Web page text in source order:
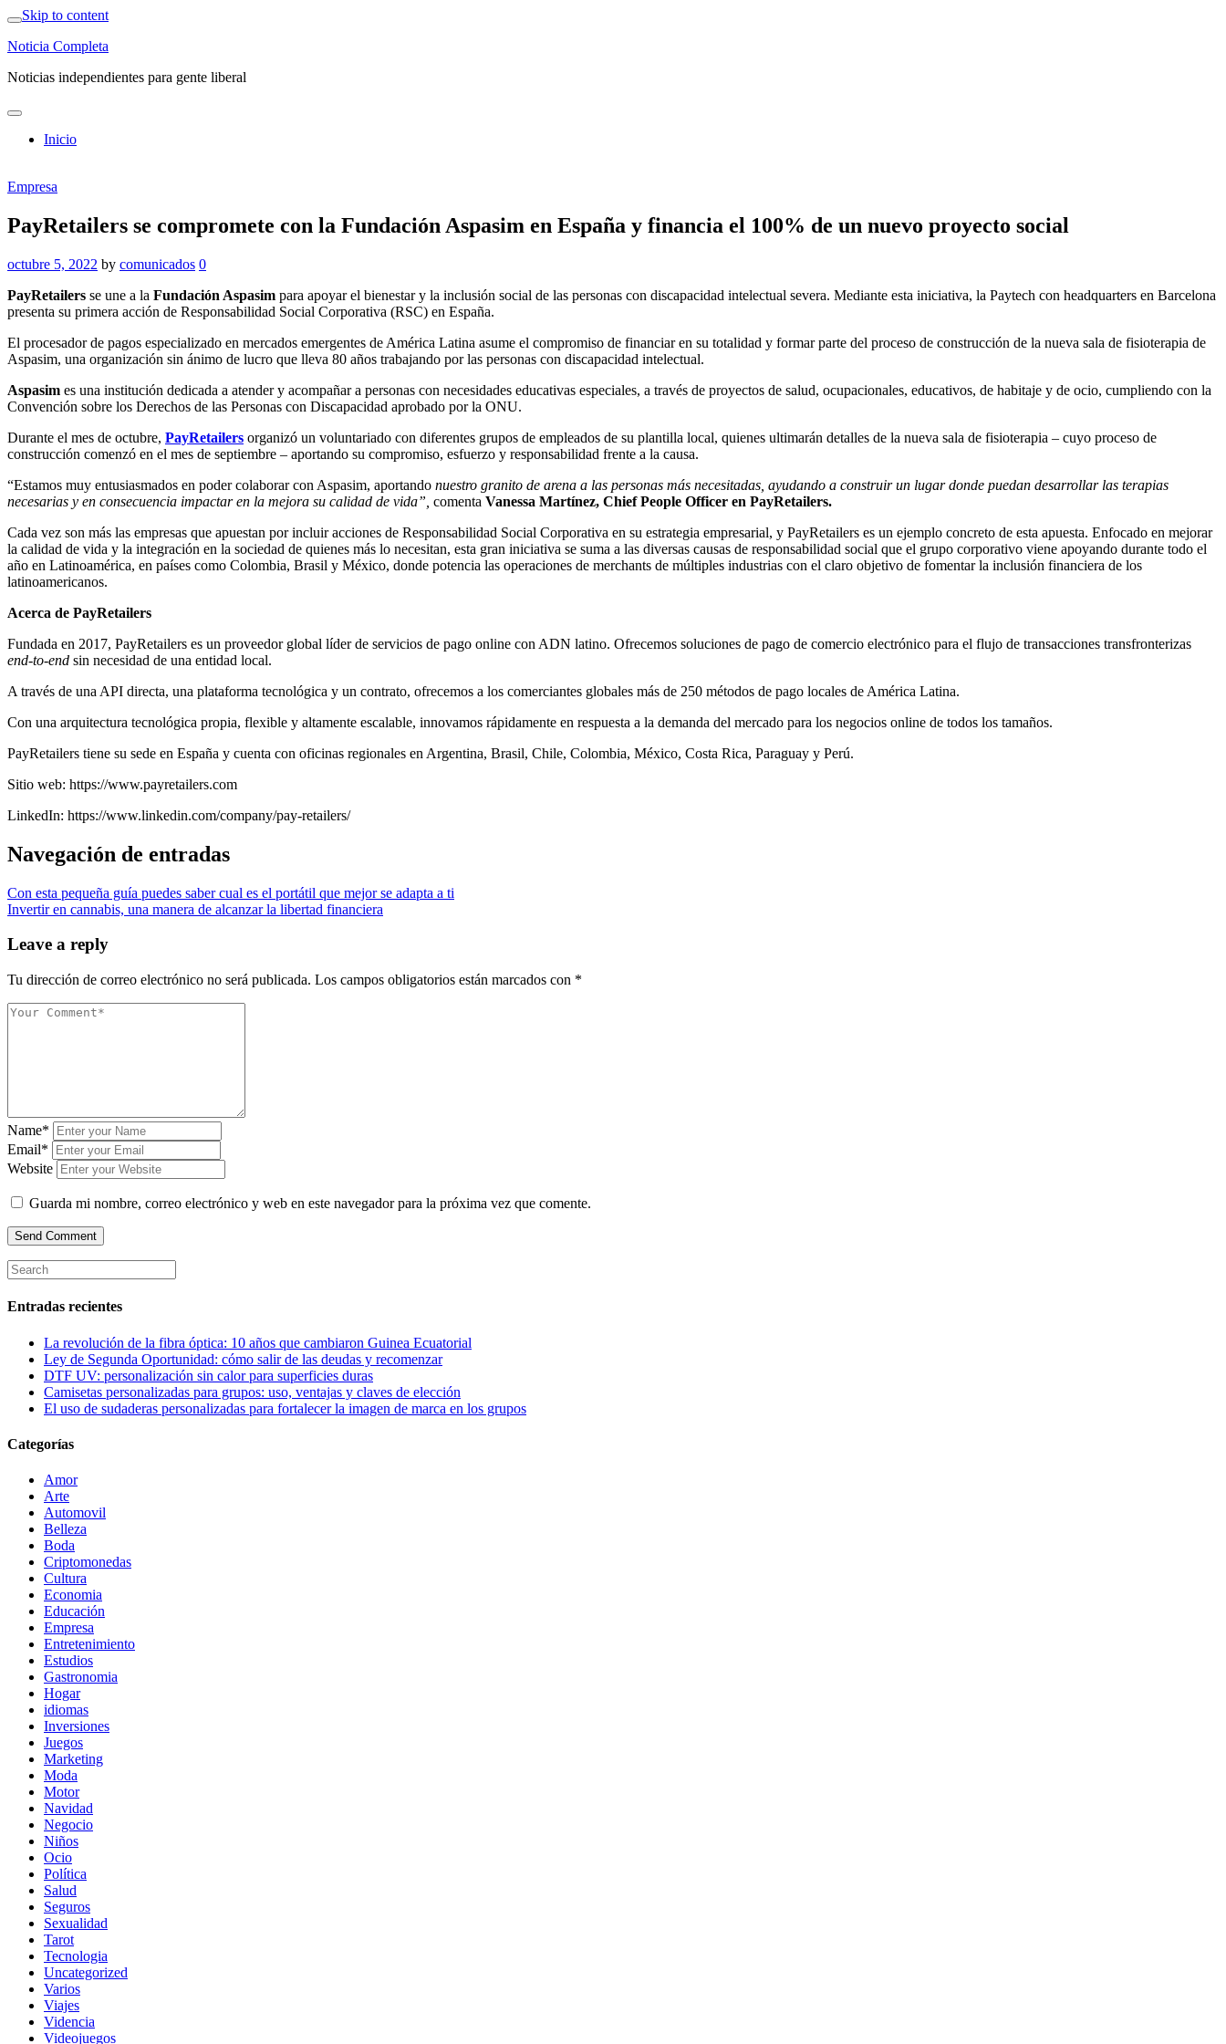
Skip to content
Noticia Completa
Noticias independientes para gente liberal
Inicio
Empresa
PayRetailers se compromete con la Fundación Aspasim en España y financia el 100% de un nuevo proyecto social
octubre 5, 2022 by comunicados 0
PayRetailers se une a la Fundación Aspasim para apoyar el bienestar y la inclusión social de las personas con discapacidad intelectual severa. Mediante esta iniciativa, la Paytech con headquarters en Barcelona
presenta su primera acción de Responsabilidad Social Corporativa (RSC) en España.
El procesador de pagos especializado en mercados emergentes de América Latina asume el compromiso de financiar en su totalidad y formar parte del proceso de construcción de la nueva sala de fisioterapia de
Aspasim, una organización sin ánimo de lucro que lleva 80 años trabajando por las personas con discapacidad intelectual.
Aspasim es una institución dedicada a atender y acompañar a personas con necesidades educativas especiales, a través de proyectos de salud, ocupacionales, educativos, de habitaje y de ocio, cumpliendo con la
Convención sobre los Derechos de las Personas con Discapacidad aprobado por la ONU.
Durante el mes de octubre, PayRetailers organizó un voluntariado con diferentes grupos de empleados de su plantilla local, quienes ultimarán detalles de la nueva sala de fisioterapia – cuyo proceso de
construcción comenzó en el mes de septiembre – aportando su compromiso, esfuerzo y responsabilidad frente a la causa.
“Estamos muy entusiasmados en poder colaborar con Aspasim, aportando nuestro granito de arena a las personas más necesitadas, ayudando a construir un lugar donde puedan desarrollar las terapias
necesarias y en consecuencia impactar en la mejora su calidad de vida”, comenta Vanessa Martínez, Chief People Officer en PayRetailers.
Cada vez son más las empresas que apuestan por incluir acciones de Responsabilidad Social Corporativa en su estrategia empresarial, y PayRetailers es un ejemplo concreto de esta apuesta. Enfocado en mejorar
la calidad de vida y la integración en la sociedad de quienes más lo necesitan, esta gran iniciativa se suma a las diversas causas de responsabilidad social que el grupo corporativo viene apoyando durante todo el
año en Latinoamérica, en países como Colombia, Brasil y México, donde potencia las operaciones de merchants de múltiples industrias con el claro objetivo de fomentar la inclusión financiera de los
latinoamericanos.
Acerca de PayRetailers
Fundada en 2017, PayRetailers es un proveedor global líder de servicios de pago online con ADN latino. Ofrecemos soluciones de pago de comercio electrónico para el flujo de transacciones transfronterizas
end-to-end sin necesidad de una entidad local.
A través de una API directa, una plataforma tecnológica y un contrato, ofrecemos a los comerciantes globales más de 250 métodos de pago locales de América Latina.
Con una arquitectura tecnológica propia, flexible y altamente escalable, innovamos rápidamente en respuesta a la demanda del mercado para los negocios online de todos los tamaños.
PayRetailers tiene su sede en España y cuenta con oficinas regionales en Argentina, Brasil, Chile, Colombia, México, Costa Rica, Paraguay y Perú.
Sitio web: https://www.payretailers.com
LinkedIn: https://www.linkedin.com/company/pay-retailers/
Navegación de entradas
Con esta pequeña guía puedes saber cual es el portátil que mejor se adapta a ti
Invertir en cannabis, una manera de alcanzar la libertad financiera
Leave a reply
Tu dirección de correo electrónico no será publicada. Los campos obligatorios están marcados con *
Name*
Email*
Website
Guarda mi nombre, correo electrónico y web en este navegador para la próxima vez que comente.
Entradas recientes
La revolución de la fibra óptica: 10 años que cambiaron Guinea Ecuatorial
Ley de Segunda Oportunidad: cómo salir de las deudas y recomenzar
DTF UV: personalización sin calor para superficies duras
Camisetas personalizadas para grupos: uso, ventajas y claves de elección
El uso de sudaderas personalizadas para fortalecer la imagen de marca en los grupos
Categorías
Amor
Arte
Automovil
Belleza
Boda
Criptomonedas
Cultura
Economia
Educación
Empresa
Entretenimiento
Estudios
Gastronomia
Hogar
idiomas
Inversiones
Juegos
Marketing
Moda
Motor
Navidad
Negocio
Niños
Ocio
Política
Salud
Seguros
Sexualidad
Tarot
Tecnologia
Uncategorized
Varios
Viajes
Videncia
Videojuegos